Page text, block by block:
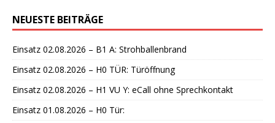
w
e
s
NEUESTE BEITRÄGE
Einsatz 02.08.2026 – B1 A: Strohballenbrand
Einsatz 02.08.2026 – H0 TÜR: Türöffnung
Einsatz 02.08.2026 – H1 VU Y: eCall ohne Sprechkontakt
Einsatz 01.08.2026 – H0 Tür: